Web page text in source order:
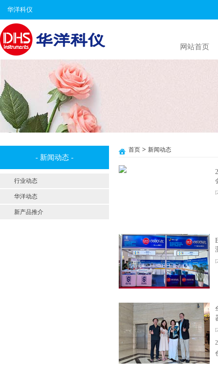
华洋科仪
网站首页
- 新闻动态 -
行业动态
华洋动态
新产品推介
首页 > 新闻动态